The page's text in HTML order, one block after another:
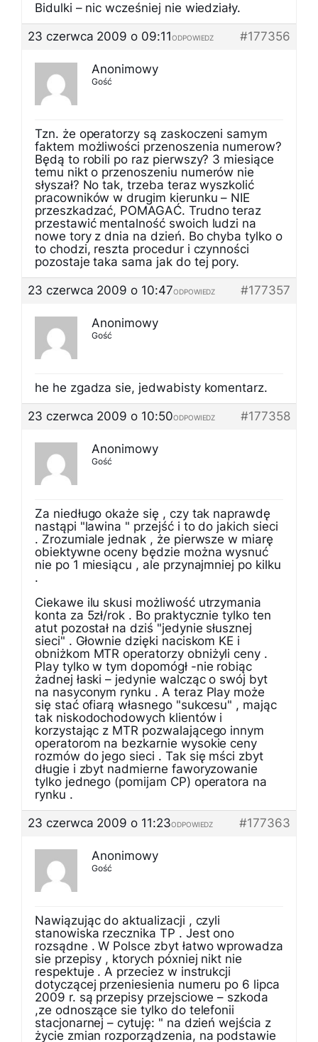
Bidulki – nic wcześniej nie wiedziały.
23 czerwca 2009 o 09:11
#177356
ODPOWIEDZ
Anonimowy
Gość
Tzn. że operatorzy są zaskoczeni samym
faktem możliwości przenoszenia numerow?
Będą to robili po raz pierwszy? 3 miesiące
temu nikt o przenoszeniu numerów nie
słyszał? No tak, trzeba teraz wyszkolić
pracowników w drugim kierunku – NIE
przeszkadzać, POMAGAĆ. Trudno teraz
przestawić mentalność swoich ludzi na
nowe tory z dnia na dzień. Bo chyba tylko o
to chodzi, reszta procedur i czynności
pozostaje taka sama jak do tej pory.
23 czerwca 2009 o 10:47
#177357
ODPOWIEDZ
Anonimowy
Gość
he he zgadza sie, jedwabisty komentarz.
23 czerwca 2009 o 10:50
#177358
ODPOWIEDZ
Anonimowy
Gość
Za niedługo okaże się , czy tak naprawdę
nastąpi "lawina " przejść i to do jakich sieci
. Zrozumiale jednak , że pierwsze w miarę
obiektywne oceny będzie można wysnuć
nie po 1 miesiącu , ale przynajmniej po kilku
.
Ciekawe ilu skusi możliwość utrzymania
konta za 5zł/rok . Bo praktycznie tylko ten
atut pozostał na dziś "jedynie słusznej
sieci" . Głownie dzięki naciskom KE i
obniżkom MTR operatorzy obniżyli ceny .
Play tylko w tym dopomógł -nie robiąc
żadnej łaski – jedynie walcząc o swój byt
na nasyconym rynku . A teraz Play może
się stać ofiarą własnego "sukcesu" , mając
tak niskodochodowych klientów i
korzystając z MTR pozwalającego innym
operatorom na bezkarnie wysokie ceny
rozmów do jego sieci . Tak się mści zbyt
długie i zbyt nadmierne faworyzowanie
tylko jednego (pomijam CP) operatora na
rynku .
23 czerwca 2009 o 11:23
#177363
ODPOWIEDZ
Anonimowy
Gość
Nawiązując do aktualizacji , czyli
stanowiska rzecznika TP . Jest ono
rozsądne . W Polsce zbyt łatwo wprowadza
sie przepisy , ktorych póxniej nikt nie
respektuje . A przeciez w instrukcji
dotyczącej przeniesienia numeru po 6 lipca
2009 r. są przepisy przejsciowe – szkoda
,ze odnoszące sie tylko do telefonii
stacjonarnej – cytuję: " na dzień wejścia z
życie zmian rozporządzenia, na podstawie